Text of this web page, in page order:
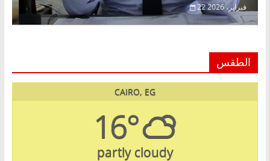
22 فبراير، 2026
الطقس
CAIRO, EG
16°
partly cloudy